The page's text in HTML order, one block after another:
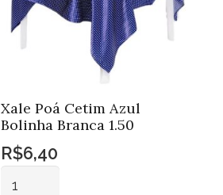
Xale Poá Cetim Azul
Bolinha Branca 1.50
R$6,40